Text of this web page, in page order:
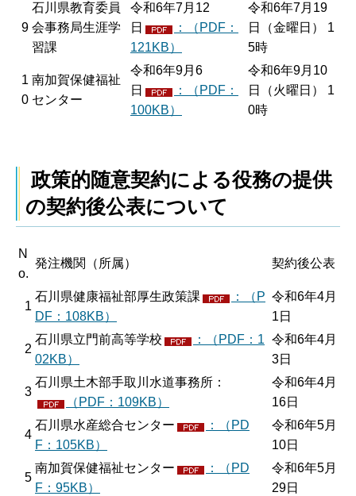
9
石川県教育委員
会事務局生涯学
習課
令和6年7月12
日
：（PDF：
121KB）
令和6年7月19
日（金曜日） 1
5時
1
0
南加賀保健福祉
センター
令和6年9月6
日
：（PDF：
100KB）
令和6年9月10
日（火曜日） 1
0時
政策的随意契約による役務の提供
の契約後公表について
N
o.
発注機関（所属） 契約後公表
1
石川県健康福祉部厚生政策課
：（P
DF：108KB）
令和6年4月
1日
2
石川県立門前高等学校
：（PDF：1
02KB）
令和6年4月
3日
3
石川県土木部手取川水道事務所：
（PDF：109KB）
令和6年4月
16日
4
石川県水産総合センター
：（PD
F：105KB）
令和6年5月
10日
5
南加賀保健福祉センター
：（PD
F：95KB）
令和6年5月
29日